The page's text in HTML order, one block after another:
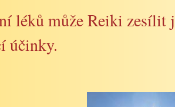
léků může Reiki zesílit
účinky.